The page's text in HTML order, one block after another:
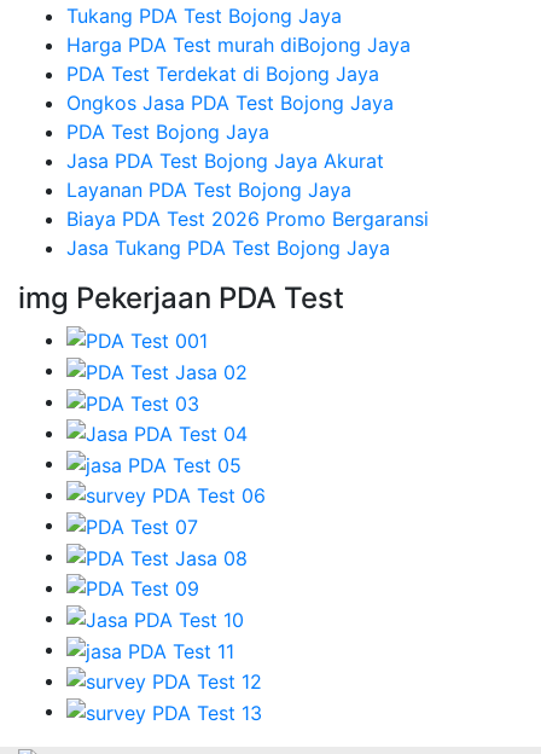
Tukang PDA Test Bojong Jaya
Harga PDA Test murah diBojong Jaya
PDA Test Terdekat di Bojong Jaya
Ongkos Jasa PDA Test Bojong Jaya
PDA Test Bojong Jaya
Jasa PDA Test Bojong Jaya Akurat
Layanan PDA Test Bojong Jaya
Biaya PDA Test 2026 Promo Bergaransi
Jasa Tukang PDA Test Bojong Jaya
img Pekerjaan PDA Test